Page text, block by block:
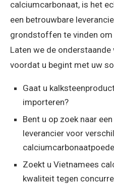
calciumcarbonaat, is het
een betrouwbare
grondstoffen te vinden om
Laten we de
voordat u begint met uw
Gaat u
importeren?
Bent u op zoek naar
leverancier voor
Zoekt u Vietnamees
kwaliteit tegen